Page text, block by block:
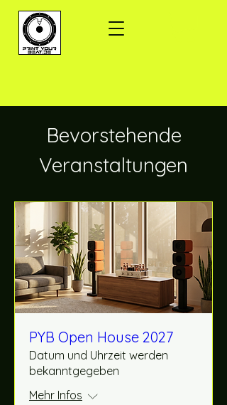
Bevorstehende
Veranstaltungen
PYB Open House 2027
Datum und Uhrzeit werden
bekanntgegeben
Mehr Infos